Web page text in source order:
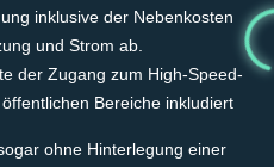
inklusive der Nebenkosten
und Strom ab.
der Zugang zum High-Speed-
Bereiche inkludiert
ohne Hinterlegung einer